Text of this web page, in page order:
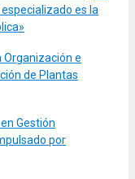
es la
Organización e
de Plantas
Gestión
por